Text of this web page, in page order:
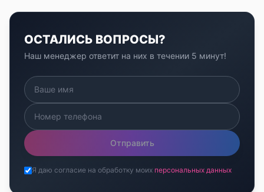
ОСТАЛИСЬ ВОПРОСЫ?
Наш менеджер ответит на них в течении 5 минут!
Отправить
Я даю согласие на обработку моих персональных данных